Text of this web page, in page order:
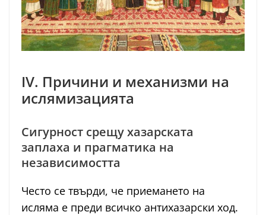
IV. Причини и механизми на
ислямизацията
Сигурност срещу хазарската
заплаха и прагматика на
независимостта
Често се твърди, че приемането на
исляма е преди всичко антихазарски ход.